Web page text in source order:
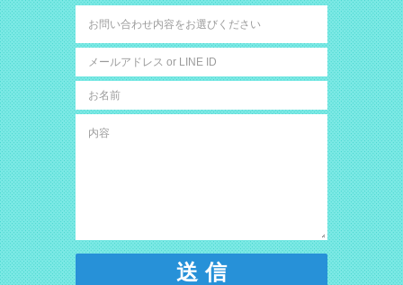
送 信